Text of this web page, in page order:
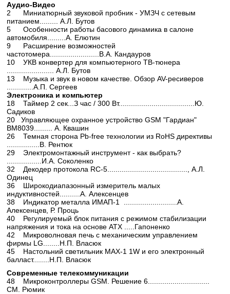
Аудио-Видео
2 Миниатюрный звуковой пробник - УМЗЧ с сетевым
питанием......... А.Л. Бутов
5 Особенности работы басового динамика в салоне
автомобиля.........А. Елютин
9 Расширение возможностей
частотомера........................В.А. Кандауров
10 УКВ конвертер для компьютерного ТВ-тюнера
....................... А.Л. Бутов
13 Музыка и звук в новом качестве. Обзор AV-ресиверов
.............А.П. Сергеев
Электроника и компьютер
18 Таймер 2 сек...З час / 300 Вт.....................................Ю.
Садиков
20 Управляющее охранное устройство GSM "Гардиан"
ВМ8039......... А. Квашин
26 Темная сторона Pb-free технологии из RoHS директивы
................В. Рентюк
29 Электромонтажный инструмент - как выбрать?
.................И.А. Соколенко
32 Декодер протокола RC-5......................................., А.Л.
Одинец
36 Широкодиапазонный измеритель малых
индуктивностей..........А. Алексенцев
38 Индикатор металла ИМАП-1 ..........................А.
Алексенцев, Р. Проць
40 Регулируемый блок питания с режимом стабилизации
напряжения и тока на основе АТХ .....Гапоненко
42 Микроволновая печь с механическим управлением
фирмы LG........Н.П. Власюк
45 Настольний светильник МАХ-1 1W и его электронный
балласт........Н.П. Власюк
Современные телекоммуникации
48 Микроконтроллеры GSM. Решение 6..............................
СМ. Рюмик